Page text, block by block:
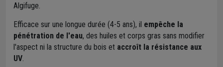
Algifuge.
Efficace sur une longue durée (4-5 ans), il empêche la
pénétration de l'eau, des huiles et corps gras sans modifier
l'aspect ni la structure du bois et accroît la résistance aux
UV.